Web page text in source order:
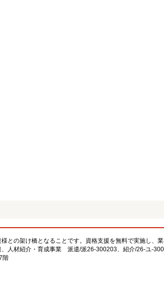
との架け橋となることです。資格支援を無料で実施し、
人材紹介・育成事業 派遣/派26-300203、紹介/26-ユ-
階